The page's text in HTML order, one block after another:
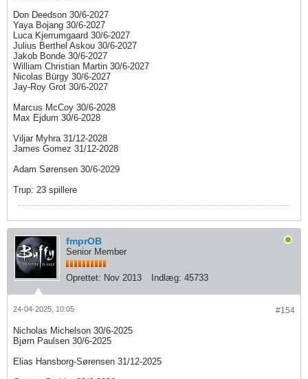
Don Deedson 30/6-202​7​
Yaya Bojang 30/6-2027
Luca Kjerrumgaard 30/6-2027
Julius Berthel Askou 30/6-2027
Jakob Bonde 30/6-2027
William Christian Martin 30/6-2027
Nicolas Bürgy 30/6-2027
Jay-Roy Grot 30/6-2027
Marcus McCoy 30/6-2028​
Max Ejdum 30/6-2028
Viljar Myhra 31/12-2028
James Gomez 31/12-2028​​
Adam Sørensen 30/6-2029​
Trup: 23 spillere​
fmprOB
Senior Member
Oprettet: Nov 2013 Indlæg: 45733
#154
24-04-2025, 10:05
Nicholas Michelson 30/6-2025
Bjørn Paulsen 30/6-2025
Elias Hansborg-Sørensen 31/12-2025